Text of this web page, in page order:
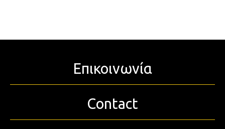
Επικοινωνία
Contact